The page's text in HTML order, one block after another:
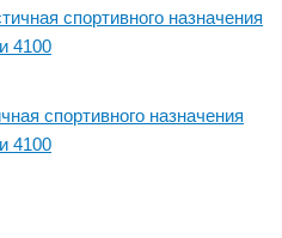
спортивного назначения
4100